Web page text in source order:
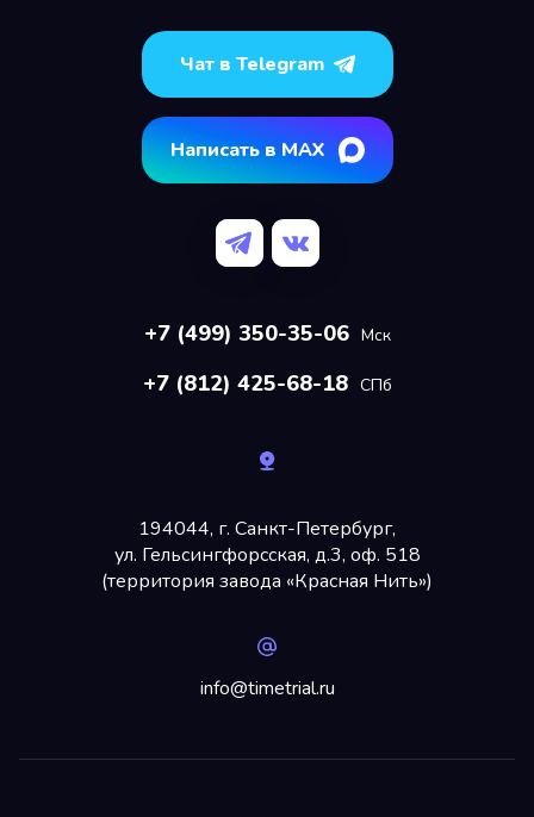
Чат в Telegram
Написать в MAX
+7 (499) 350-35-06 Мск
+7 (812) 425-68-18 СПб
194044, г. Санкт-Петербург,
ул. Гельсингфорсская, д.3, оф. 518
(территория завода «Красная Нить»)
info@timetrial.ru